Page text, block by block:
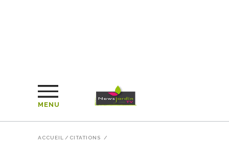
MENU
ACCUEIL / CITATIONS /